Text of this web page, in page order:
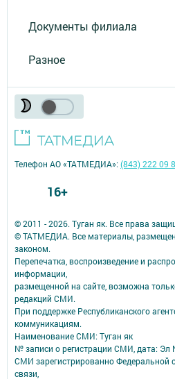
Документы филиала
Разное
© 2011 - 2026. Туган як. Все права
© ТАТМЕДИА. Все материалы,
законом.
Перепечатка, воспроизведение и
информации,
размещенной на сайте, возможна
редакций СМИ.
При поддержке Республиканского
коммуникациям.
Наименование СМИ: Туган як
№ записи о регистрации СМИ, дата:
СМИ зарегистрированно Федеральной
связи,
Телефон АО «ТАТМЕДИА»:(843) 222 09
16+